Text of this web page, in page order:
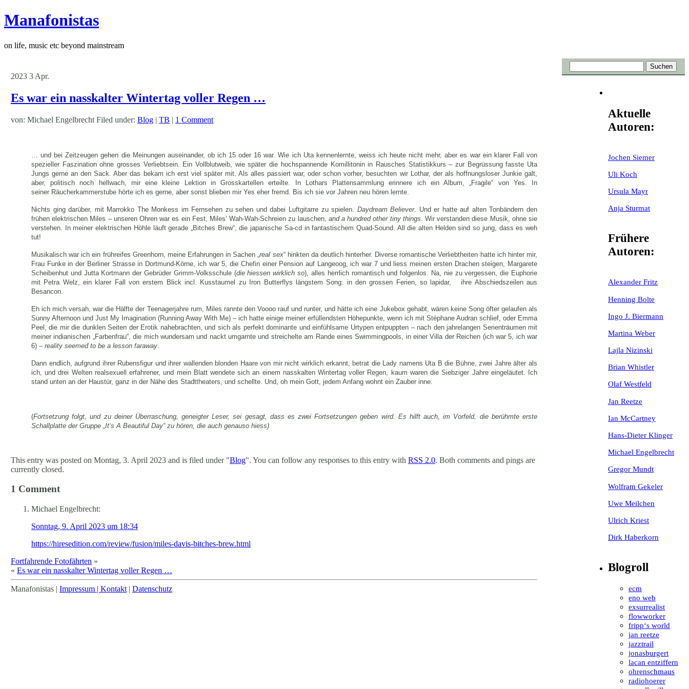
Manafonistas
on life, music etc beyond mainstream
Aktuelle
Autoren:
Jochen Siemer
Uli Koch
Ursula Mayr
Anja Sturmat
Frühere
Autoren:
Alexander Fritz
Henning Bolte
Ingo J. Biermann
Martina Weber
Lajla Nizinski
Brian Whistler
Olaf Westfeld
Jan Reetze
Ian McCartney
Hans-Dieter Klinger
Michael Engelbrecht
Gregor Mundt
Wolfram Gekeler
Uwe Meilchen
Ulrich Kriest
Dirk Haberkorn
Blogroll
ecm
eno web
exsurrealist
flowworker
fripp‘s world
jan reetze
jazztrail
jonasburgert
lacan entziffern
ohrenschmaus
radiohoerer
2023 3 Apr.
Es war ein nasskalter Wintertag voller Regen …
von: Michael Engelbrecht Filed under: Blog | TB | 1 Comment
… und bei Zeitzeugen gehen die Meinungen auseinander, ob ich 15 oder 16 war. Wie ich Uta kennenlernte, weiss ich heute nicht mehr, aber es war ein klarer Fall von
spezieller Faszination ohne grosses Verliebtsein. Ein Vollblutweib, wie später die hochspannende Komillitonin in Rausches Statistikkurs – zur Begrüssung fasste Uta
Jungs gerne an den Sack. Aber das bekam ich erst viel später mit. Als alles passiert war, oder schon vorher, besuchten wir Lothar, der als hoffnungsloser Junkie galt,
aber, politisch noch hellwach, mir eine kleine Lektion in Grosskartellen erteilte. In Lothars Plattensammlung erinnere ich ein Album, „Fragile“ von Yes. In
seiner Räucherkammerstube hörte ich es gerne, aber sonst blieben mir Yes eher fremd. Bis ich sie vor Jahren neu hören lernte.
Nichts ging darüber, mit Marrokko The Monkess im Fernsehen zu sehen und dabei Luftgitarre zu spielen. Daydream Believer. Und er hatte auf alten Tonbändern den
frühen elektrischen Miles – unseren Ohren war es ein Fest, Miles‘ Wah-Wah-Schreien zu lauschen, and a hundred other tiny things . Wir verstanden diese Musik, ohne sie
verstehen. In meiner elektrischen Höhle läuft gerade „Bitches Brew“, die japanische Sa-cd in fantastischem Quad-Sound. All die alten Helden sind so jung, dass es weh
tut!
Musikalisch war ich ein frühreifes Greenhorn, meine Erfahrungen in Sachen „real sex“ hinkten da deutlich hinterher. Diverse romantische Verliebtheiten hatte ich hinter mir,
Frau Funke in der Berliner Strasse in Dortmund-Körne, ich war 5, die Chefin einer Pension auf Langeoog, ich war 7 und liess meinen ersten Drachen steigen, Margarete
Scheibenhut und Jutta Kortmann der Gebrüder Grimm-Volksschule (die hiessen wirklich so), alles herrlich romantisch und folgenlos. Na, nie zu vergessen, die Euphorie
mit Petra Welz, ein klarer Fall von erstem Blick incl. Kusstaumel zu Iron Butterflys längstem Song: in den grossen Ferien, so lapidar, ihre Abschiedszeilen aus
Besancon.
Eh ich mich versah, war die Hälfte der Teenagerjahre rum, Miles rannte den Voooo rauf und runter, und hätte ich eine Jukebox gehabt, wären keine Song öfter gelaufen als
Sunny Afternoon und Just My Imagination (Running Away With Me) – ich hatte einige meiner erfüllendsten Höhepunkte, wenn ich mit Stéphane Audran schlief, oder Emma
Peel, die mir die dunklen Seiten der Erotik nahebrachten, und sich als perfekt dominante und einfühlsame Urtypen entpuppten – nach den jahrelangen Serienträumen mit
meiner indianischen „Farbenfrau“, die mich wundersam und nackt umgarnte und streichelte am Rande eines Swimmingpools, in einer Villa der Reichen (ich war 5, ich war
6) – reality seemed to be a lesson faraway
Dann endlich, aufgrund ihrer Rubensfigur und ihrer wallenden blonden Haare von mir nicht wirklich erkannt, betrat die Lady namens Uta B die Bühne, zwei Jahre älter als
ich, und drei Welten realsexuell erfahrener, und mein Blatt wendete sich an einem nasskalten Wintertag voller Regen, kaum waren die Siebziger Jahre eingeläutet. Ich
stand unten an der Haustür, ganz in der Nähe des Stadttheaters, und schellte. Und, oh mein Gott, jedem Anfang wohnt ein Zauber inne.
(Fortsetzung folgt, und zu deiner Überraschung, geneigter Leser, sei gesagt, dass es zwei Fortsetzungen geben wird. Es hilft auch, im Vorfeld, die berühmte erste
Schallplatte der Gruppe „It‘s A Beautiful Day“ zu hören, die auch genauso hiess)
This entry was posted on Montag, 3. April 2023 and is filed under "Blog". You can follow any responses to this entry with RSS 2.0. Both comments and pings are
currently closed.
1 Comment
Michael Engelbrecht:
Sonntag, 9. April 2023 um 18:34
https://hiresedition.com/review/fusion/miles-davis-bitches-brew.html
Fortfahrende Fotofährten »
« Es war ein nasskalter Wintertag voller Regen …
Manafonistas | Impressum | Kontakt | Datenschutz